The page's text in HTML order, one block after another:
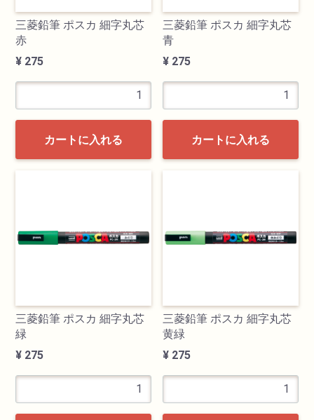
三菱鉛筆 ポスカ 細字丸芯
赤
¥ 275
カートに入れる
三菱鉛筆 ポスカ 細字丸芯
青
¥ 275
カートに入れる
三菱鉛筆 ポスカ 細字丸芯
緑
¥ 275
三菱鉛筆 ポスカ 細字丸芯
黄緑
¥ 275
アクリル絵具
日本画絵具
地塗り材・メディウム
パステル
ペン・マーカー
インク